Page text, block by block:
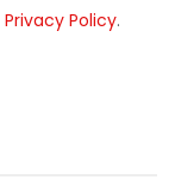
Privacy Policy.